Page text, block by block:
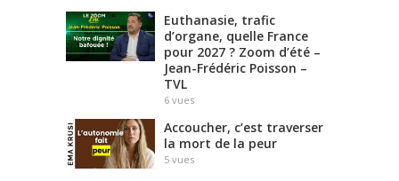
Euthanasie, trafic
d’organe, quelle France
pour 2027 ? Zoom d’été –
Jean-Frédéric Poisson –
TVL
6 vues
Accoucher, c’est traverser
la mort de la peur
5 vues